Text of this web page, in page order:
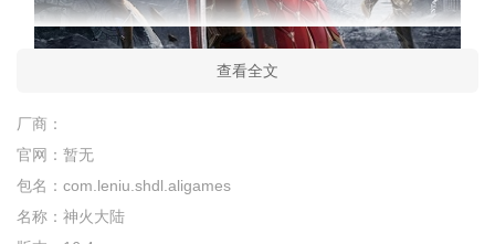
查看全文
厂商：
官网： 暂无
包名： com.leniu.shdl.aligames
名称： 神火大陆